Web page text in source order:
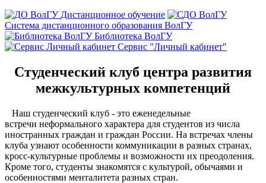
Дистанционное обучение
Система дистанционного образования ВолГУ
Библиотека ВолГУ
Сервис "Личный кабинет"
Студенческий клуб центра развития
межкультурных компетенций
Наш студенческий клуб - это еженедельные
встречи неформального характера для студентов из числа
иностранных граждан и граждан России. На встречах члены
клуба узнают особенности коммуникации в разных странах,
кросс-культурные проблемы и возможности их преодоления.
Кроме того, студенты знакомятся с культурой, обычаями и
особенностями менталитета разных стран.